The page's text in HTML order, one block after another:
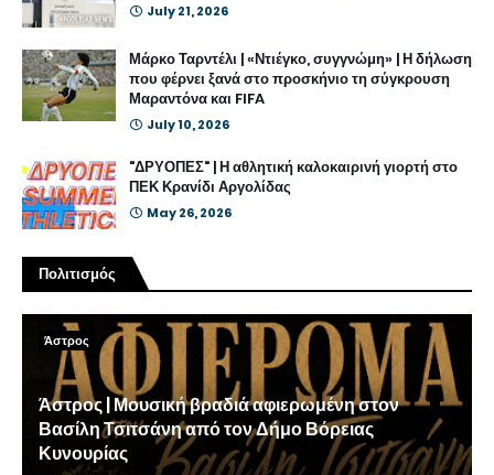
July 21, 2026
Μάρκο Ταρντέλι | «Ντιέγκο, συγγνώμη» | Η δήλωση
που φέρνει ξανά στο προσκήνιο τη σύγκρουση
Μαραντόνα και FIFA
July 10, 2026
"ΔΡΥΟΠΕΣ" | Η αθλητική καλοκαιρινή γιορτή στο
ΠΕΚ Κρανίδι Αργολίδας
May 26, 2026
Πολιτισμός
Άστρος
Άστρος | Μουσική βραδιά αφιερωμένη στον
Βασίλη Τσιτσάνη από τον Δήμο Βόρειας
Κυνουρίας